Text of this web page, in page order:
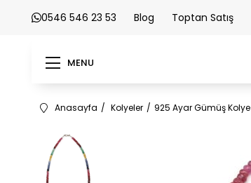
0546 546 23 53 Blog Toptan Satış
MENU
Anasayfa Kolyeler 925 Ayar Gümüş Kolye